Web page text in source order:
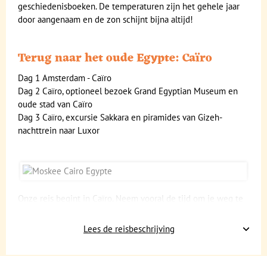
geschiedenisboeken. De temperaturen zijn het gehele jaar
door aangenaam en de zon schijnt bijna altijd!
Terug naar het oude Egypte: Caïro
Dag 1 Amsterdam - Caïro
Dag 2 Caïro, optioneel bezoek Grand Egyptian Museum en
oude stad van Caïro
Dag 3 Caïro, excursie Sakkara en piramides van Gizeh-
nachttrein naar Luxor
Onze reis begint in Caïro. Neem vooral de tijd om je weg te
mensen op straat, er gebeurt heel veel om je heen. Je komt
Lees de reisbeschrijving